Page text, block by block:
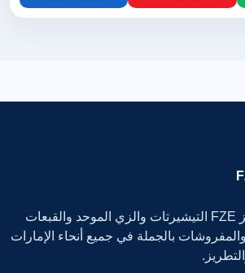
تورّد أورينت يونيفورمز FZE التيشيرتات والزي الموحد والقبعات
بالجملة في جميع أنحاء الإمارات